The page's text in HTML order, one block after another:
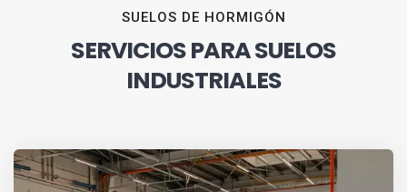
SUELOS DE HORMIGÓN
SERVICIOS PARA SUELOS
INDUSTRIALES